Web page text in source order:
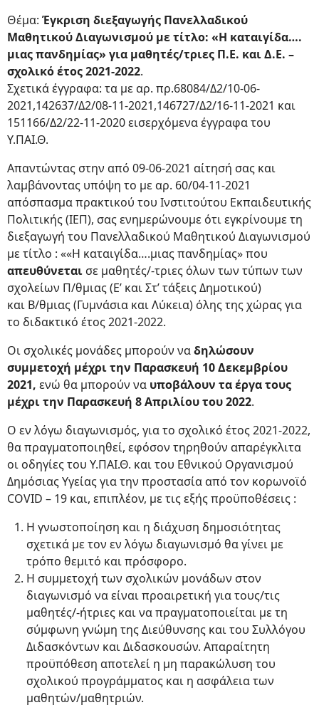
Θέμα: Έγκριση διεξαγωγής Πανελλαδικού
Μαθητικού Διαγωνισμού με τίτλο: «H καταιγίδα….
μιας πανδημίας» για μαθητές/τριες Π.Ε. και Δ.Ε. –
σχολικό έτος 2021-2022.
Σχετικά έγγραφα: τα με αρ. πρ.68084/Δ2/10-06-
2021,142637/Δ2/08-11-2021,146727/Δ2/16-11-2021 και
151166/Δ2/22-11-2020 εισερχόμενα έγγραφα του
Υ.ΠΑΙ.Θ.
Απαντώντας στην από 09-06-2021 αίτησή σας και
λαμβάνοντας υπόψη το με αρ. 60/04-11-2021
απόσπασμα πρακτικού του Ινστιτούτου Εκπαιδευτικής
Πολιτικής (ΙΕΠ), σας ενημερώνουμε ότι εγκρίνουμε τη
διεξαγωγή του Πανελλαδικού Μαθητικού Διαγωνισμού
με τίτλο : ««H καταιγίδα….μιας πανδημίας» που
απευθύνεται σε μαθητές/-τριες όλων των τύπων των
σχολείων Π/θμιας (Ε’ και Στ’ τάξεις Δημοτικού)
και Β/θμιας (Γυμνάσια και Λύκεια) όλης της χώρας για
το διδακτικό έτος 2021-2022.
Οι σχολικές μονάδες μπορούν ναδηλώσουν
συμμετοχή μέχρι την Παρασκευή 10 Δεκεμβρίου
2021, ενώ θα μπορούν να υποβάλουν τα έργα τους
μέχρι την Παρασκευή 8 Απριλίου του 2022.
Ο εν λόγω διαγωνισμός, για το σχολικό έτος 2021-2022,
θα πραγματοποιηθεί, εφόσον τηρηθούν απαρέγκλιτα
οι οδηγίες του Υ.ΠΑΙ.Θ. και του Εθνικού Οργανισμού
Δημόσιας Υγείας για την προστασία από τον κορωνοϊό
COVID – 19 και, επιπλέον, με τις εξής προϋποθέσεις :
Η γνωστοποίηση και η διάχυση δημοσιότητας
σχετικά με τον εν λόγω διαγωνισμό θα γίνει με
τρόπο θεμιτό και πρόσφορο.
Η συμμετοχή των σχολικών μονάδων στον
διαγωνισμό να είναι προαιρετική για τους/τις
μαθητές/-ήτριες και να πραγματοποιείται με τη
σύμφωνη γνώμη της Διεύθυνσης και του Συλλόγου
Διδασκόντων και Διδασκουσών. Απαραίτητη
προϋπόθεση αποτελεί η μη παρακώλυση του
σχολικού προγράμματος και η ασφάλεια των
μαθητών/μαθητριών.